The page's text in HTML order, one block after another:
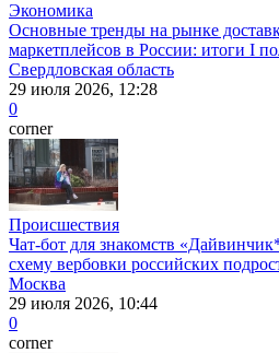
Экономика
Основные тренды на рынке
маркетплейсов в России: итоги I
Свердловская область
29 июля 2026, 12:28
0
corner
Происшествия
Чат-бот для знакомств
схему вербовки российских
Москва
29 июля 2026, 10:44
0
corner